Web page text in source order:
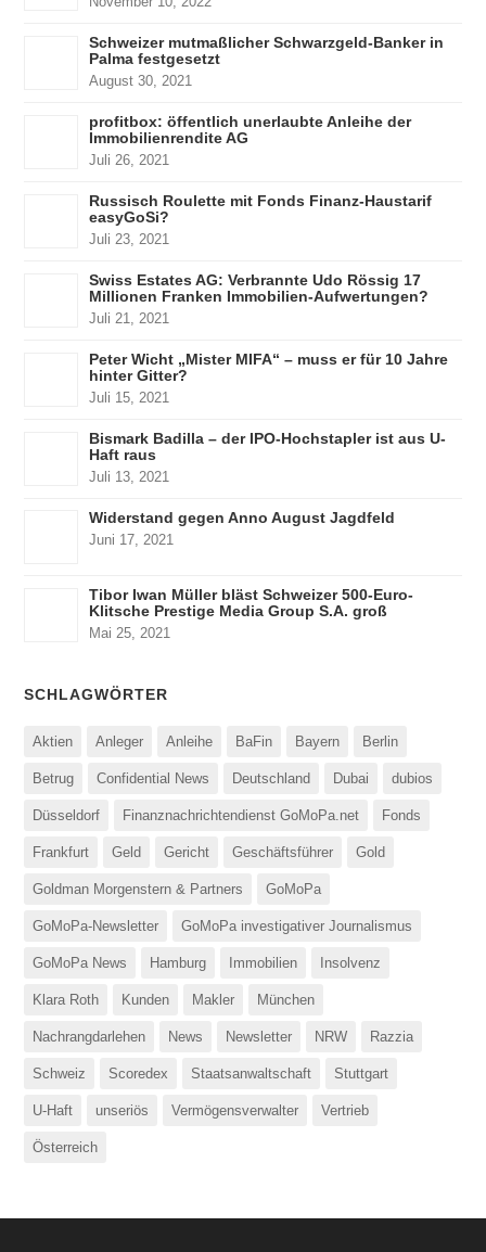
Schweizer mutmaßlicher Schwarzgeld-Banker in
Palma festgesetzt
August 30, 2021
profitbox: öffentlich unerlaubte Anleihe der
Immobilienrendite AG
Juli 26, 2021
Russisch Roulette mit Fonds Finanz-Haustarif
easyGoSi?
Juli 23, 2021
Swiss Estates AG: Verbrannte Udo Rössig 17
Millionen Franken Immobilien-Aufwertungen?
Juli 21, 2021
Peter Wicht „Mister MIFA“ – muss er für 10 Jahre
hinter Gitter?
Juli 15, 2021
Bismark Badilla – der IPO-Hochstapler ist aus U-
Haft raus
Juli 13, 2021
Widerstand gegen Anno August Jagdfeld
Juni 17, 2021
Tibor Iwan Müller bläst Schweizer 500-Euro-
Klitsche Prestige Media Group S.A. groß
Mai 25, 2021
SCHLAGWÖRTER
Aktien Anleger Anleihe BaFin Bayern Berlin
Betrug Confidential News Deutschland Dubai dubios
Düsseldorf Finanznachrichtendienst GoMoPa.net Fonds
Frankfurt Geld Gericht Geschäftsführer Gold
Goldman Morgenstern & Partners GoMoPa
GoMoPa-Newsletter GoMoPa investigativer Journalismus
GoMoPa News Hamburg Immobilien Insolvenz
Klara Roth Kunden Makler München
Nachrangdarlehen News Newsletter NRW Razzia
Schweiz Scoredex Staatsanwaltschaft Stuttgart
U-Haft unseriös Vermögensverwalter Vertrieb
Österreich